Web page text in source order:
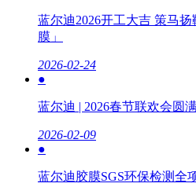
蓝尔迪2026开工大吉 策马
膜」
2026-02-24
●
蓝尔迪 | 2026春节联欢会圆
2026-02-09
●
蓝尔迪胶膜SGS环保检测全